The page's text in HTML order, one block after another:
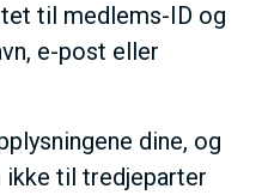
til medlems-ID og
e-post eller
dine, og
til tredjeparter